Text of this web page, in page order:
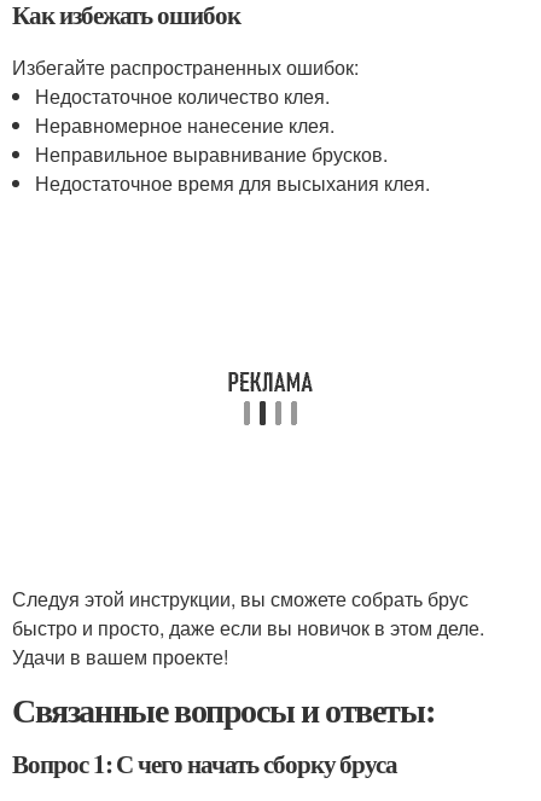
Как избежать ошибок
Избегайте распространенных ошибок:
Недостаточное количество клея.
Неравномерное нанесение клея.
Неправильное выравнивание брусков.
Недостаточное время для высыхания клея.
Следуя этой инструкции, вы сможете собрать брус
быстро и просто, даже если вы новичок в этом деле.
Удачи в вашем проекте!
Связанные вопросы и ответы:
Вопрос 1: С чего начать сборку бруса